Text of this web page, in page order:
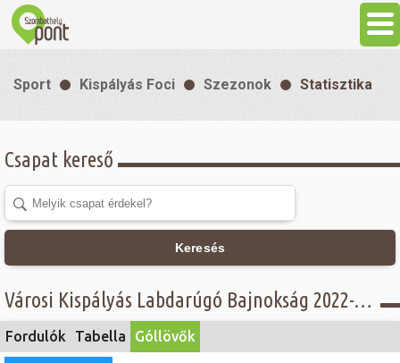
Látnivalók
Gasztronómia
Sport
Sport Kispályás Foci Szezonok Statisztika
Csapat kereső
Keresés
Városi Kispályás Labdarúgó Bajnokság 2022-23 - Góllövő lista - II. osztály
Fordulók Tabella Góllövők